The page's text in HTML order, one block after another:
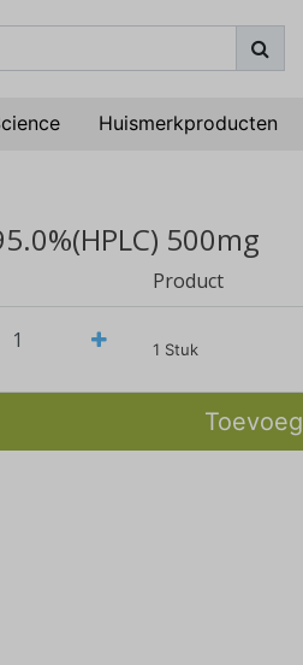
Huismerkproducten
500mg
Product
1 Stuk